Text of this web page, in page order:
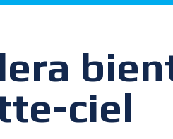
ciel